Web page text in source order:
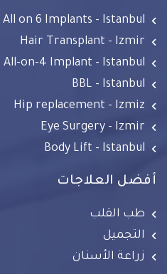
All on 6 Implants - Istanbul
Hair Transplant - Izmir
All-on-4 Implant - Istanbul
BBL - Istanbul
Hip replacement - Izmiz
Eye Surgery - Izmir
Body Lift - Istanbul
أفضل العلاجات
طب القلب
التجميل
زراعة الأسنان